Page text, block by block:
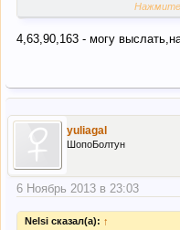
26, 27, 28, 39, 40, 43, 45,
109, 113, 114, 115, 116,
а что на сейчас осталось
4,63,90,163 - могу
yuliagal
ШопоБолтун
6 Ноябрь 2013 в 23:03
Nelsi сказал(а): ↑